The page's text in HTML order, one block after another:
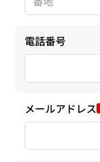
電話番号
メールアドレス